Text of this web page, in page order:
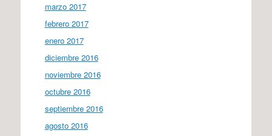
marzo 2017
febrero 2017
enero 2017
diciembre 2016
noviembre 2016
octubre 2016
septiembre 2016
agosto 2016